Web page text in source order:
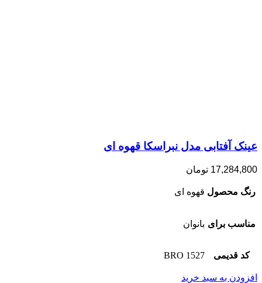
عینک آفتابی مدل نبراسکا قهوه ای
17,284,800 تومان
رنگ محصول قهوه ای
مناسب برای بانوان
کد قدیمی 1527 BRO
افزودن به سبد خرید